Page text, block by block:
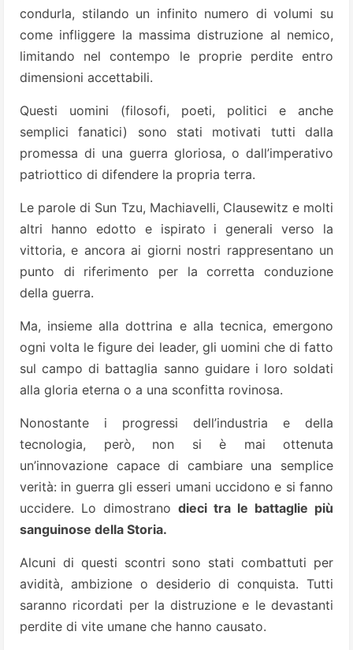
condurla, stilando un infinito numero di volumi su
come infliggere la massima distruzione al nemico,
limitando nel contempo le proprie perdite entro
dimensioni accettabili.
Questi uomini (filosofi, poeti, politici e anche
semplici fanatici) sono stati motivati tutti dalla
promessa di una guerra gloriosa, o dall’imperativo
patriottico di difendere la propria terra.
Le parole di Sun Tzu, Machiavelli, Clausewitz e molti
altri hanno edotto e ispirato i generali verso la
vittoria, e ancora ai giorni nostri rappresentano un
punto di riferimento per la corretta conduzione
della guerra.
Ma, insieme alla dottrina e alla tecnica, emergono
ogni volta le figure dei leader, gli uomini che di fatto
sul campo di battaglia sanno guidare i loro soldati
alla gloria eterna o a una sconfitta rovinosa.
Nonostante i progressi dell’industria e della
tecnologia, però, non si è mai ottenuta
un’innovazione capace di cambiare una semplice
verità: in guerra gli esseri umani uccidono e si fanno
uccidere. Lo dimostrano dieci tra le battaglie più
sanguinose della Storia.
Alcuni di questi scontri sono stati combattuti per
avidità, ambizione o desiderio di conquista. Tutti
saranno ricordati per la distruzione e le devastanti
perdite di vite umane che hanno causato.